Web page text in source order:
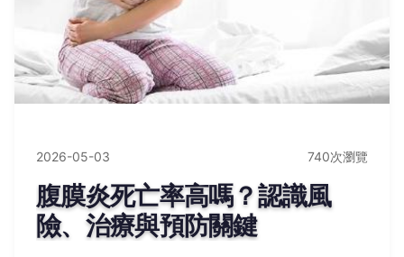
2026-05-03 740次瀏覽
腹膜炎死亡率高嗎？認識風
險、治療與預防關鍵